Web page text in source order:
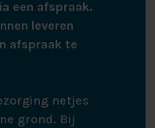
een afspraak.
leveren
afspraak te
netjes
grond. Bij